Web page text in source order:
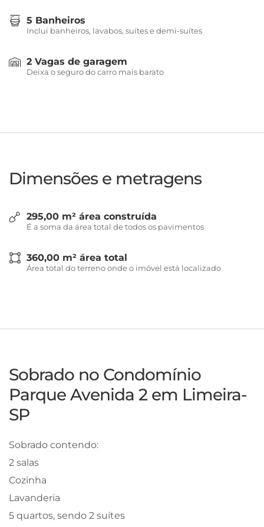
5 Banheiros
Inclui banheiros, lavabos, suítes e demi-suítes
2 Vagas de garagem
Deixa o seguro do carro mais barato
Dimensões e metragens
295,00 m² área construída
É a soma da área total de todos os pavimentos
360,00 m² área total
Área total do terreno onde o imóvel está localizado
Sobrado no Condomínio
Parque Avenida 2 em Limeira-
SP
Sobrado contendo:
2 salas
Cozinha
Lavanderia
5 quartos, sendo 2 suítes